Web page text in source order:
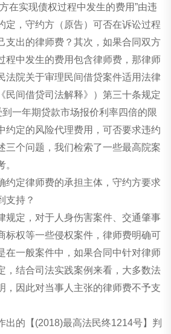
在实现债权过程中发生的费用”由违
定，守约方（原告）可否在诉讼过程
支出的律师费？其次，如果合同双方
程中发生的费用包含律师费，那律师
法院关于审理民间借贷案件适用法律
民间借贷司法解释》）第三十条规定
到一年期贷款市场报价利率四倍的限
约定的风险代理费用，可否要求违约
三个问题，我们检索了一些最高院案
定律师费的承担主体，守约方要求
支持？
定，对于人身伤害案件、交通肇事
标权等一些侵权案件，律师费明确可
在一般案件中，如果合同中针对律师
，结合司法实践案例来看，大多数法
，因此对当事人主张的律师费不予支
的【(2018)最高法民终1214号】判